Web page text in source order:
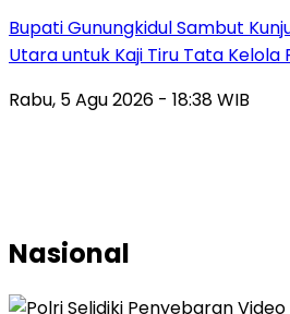
Bupati Gunungkidul Sambut
Utara untuk Kaji Tiru Tata
Rabu, 5 Agu 2026 - 18:38 WIB
Nasional